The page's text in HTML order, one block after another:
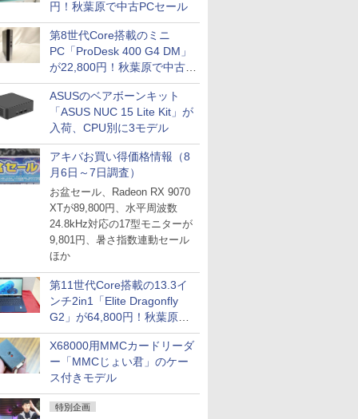
円！秋葉原で中古PCセール
第8世代Core搭載のミニ
PC「ProDesk 400 G4 DM」
が22,800円！秋葉原で中古
PCセール
ASUSのベアボーンキット
「ASUS NUC 15 Lite Kit」が
入荷、CPU別に3モデル
アキバお買い得価格情報（8
月6日～7日調査）
お盆セール、Radeon RX 9070
XTが89,800円、水平周波数
24.8kHz対応の17型モニターが
9,801円、暑さ指数連動セール
ほか
第11世代Core搭載の13.3イ
ンチ2in1「Elite Dragonfly
G2」が64,800円！秋葉原で
中古PCセール
X68000用MMCカードリーダ
ー「MMCじょい君」のケー
ス付きモデル
特別企画